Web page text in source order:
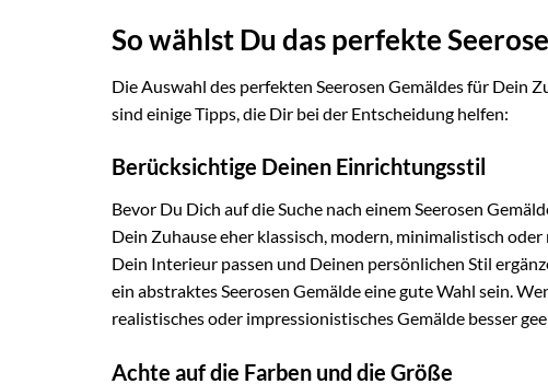
So wählst Du das perfekte
Die Auswahl des perfekten Seerosen Gemäldes für Dein
sind einige Tipps, die Dir bei der Entscheidung helfen:
Berücksichtige Deinen Einrichtungsstil
Bevor Du Dich auf die Suche nach einem Seerosen
Dein Zuhause eher klassisch, modern, minimalistisch
Dein Interieur passen und Deinen persönlichen Stil
ein abstraktes Seerosen Gemälde eine gute Wahl sein.
realistisches oder impressionistisches Gemälde besser
Achte auf die Farben und die Größe